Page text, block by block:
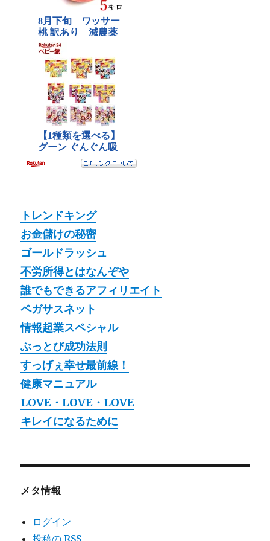
トレンドキング
お金儲けの秘密
ゴールドラッシュ
不労所得とはなんぞや
誰でもできるアフィリエイト
ペガサスネット
情報起業スペシャル
ぶっとび成功法則
すっげぇ幸せ最前線！
健康マニュアル
LOVE・LOVE・LOVE
キレイになるために
メタ情報
ログイン